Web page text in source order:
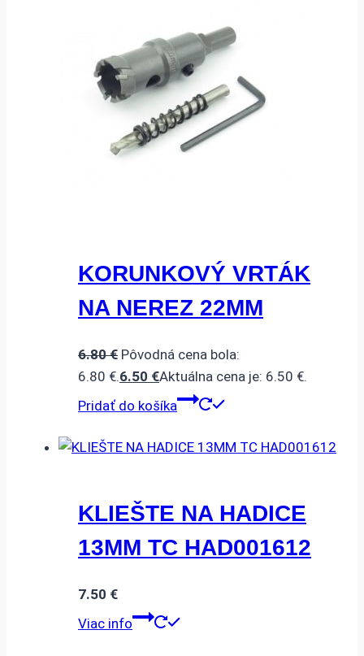
KORUNKOVÝ VRTÁK
NA NEREZ 22MM
6.80€ Pôvodná cena bola:
6.80 €.6.50 €Aktuálna cena je: 6.50 €.
Pridať do košíka
KLIEŠTE NA HADICE
13MM TC HAD001612
7.50 €
Viac info